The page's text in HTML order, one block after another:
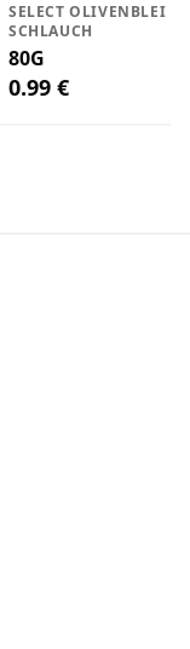
SELECT OLIVENBLEI
SCHLAUCH
80G
0.99 €